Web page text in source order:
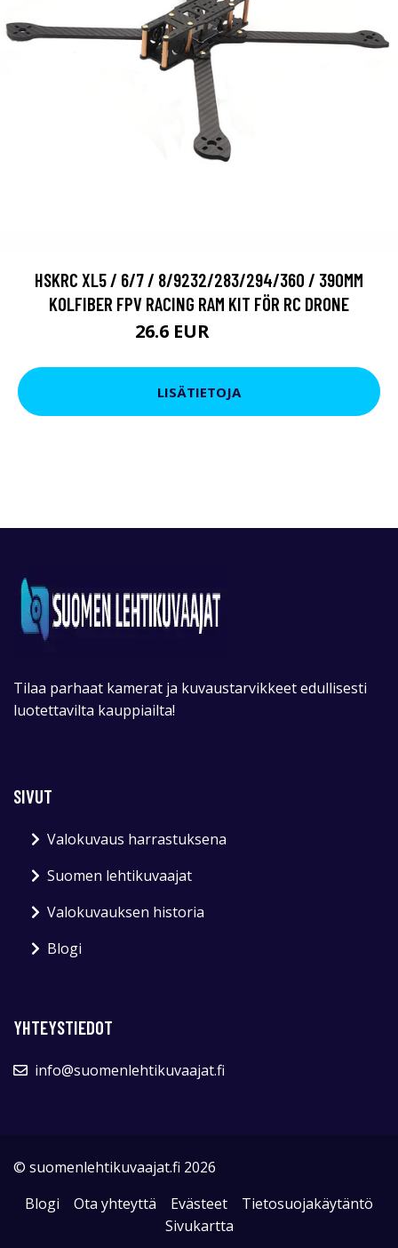
HSKRC XL5 / 6/7 / 8/9232/283/294/360 / 390MM
KOLFIBER FPV RACING RAM KIT FÖR RC DRONE
26.6 EUR
LISÄTIETOJA
Tilaa parhaat kamerat ja kuvaustarvikkeet edullisesti
luotettavilta kauppiailta!
SIVUT
Valokuvaus harrastuksena
Suomen lehtikuvaajat
Valokuvauksen historia
Blogi
YHTEYSTIEDOT
info@suomenlehtikuvaajat.fi
© suomenlehtikuvaajat.fi 2026
Blogi
Ota yhteyttä Evästeet
Tietosuojakäytäntö
Sivukartta